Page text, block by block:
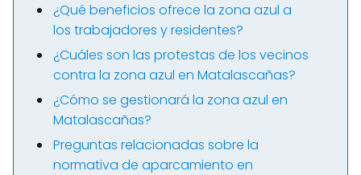
¿Qué beneficios ofrece la zona azul a
los trabajadores y residentes?
¿Cuáles son las protestas de los vecinos
contra la zona azul en Matalascañas?
¿Cómo se gestionará la zona azul en
Matalascañas?
Preguntas relacionadas sobre la
normativa de aparcamiento en